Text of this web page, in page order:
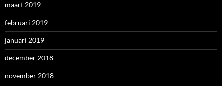
maart 2019
februari 2019
januari 2019
december 2018
november 2018